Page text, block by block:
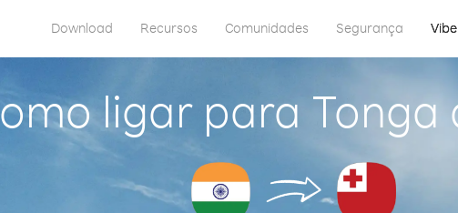
Download Recursos Comunidades Segurança
ligar para Tonga